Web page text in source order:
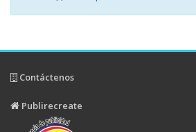
Contáctenos
Publirecreate